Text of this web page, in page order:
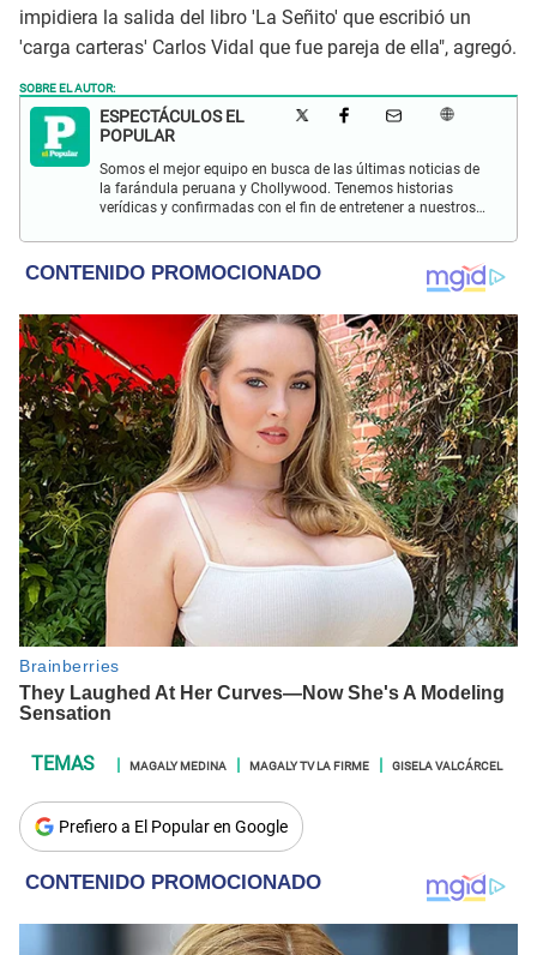
impidiera la salida del libro 'La Señito' que escribió un
'carga carteras' Carlos Vidal que fue pareja de ella", agregó.
SOBRE EL AUTOR:
ESPECTÁCULOS EL
POPULAR
Somos el mejor equipo en busca de las últimas noticias de
la farándula peruana y Chollywood. Tenemos historias
verídicas y confirmadas con el fin de entretener a nuestros
MAGALY MEDINA MAGALY TV LA FIRME GISELA VALCÁRCEL
Prefiero a El Popular en Google